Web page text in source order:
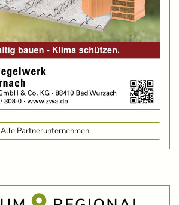
Alle Partnerunternehmen